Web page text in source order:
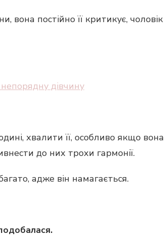
постійно її критикує, чоловік
дівчину
хвалити її, особливо якщо вона
до них трохи гармонії.
адже він намагається.